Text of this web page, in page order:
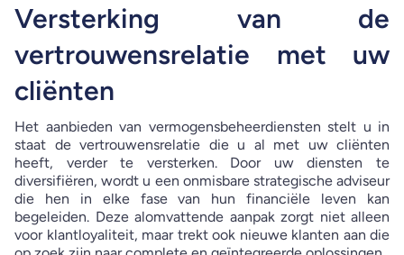
Versterking van de
vertrouwensrelatie met uw
cliënten
Het aanbieden van vermogensbeheerdiensten stelt u in
staat de vertrouwensrelatie die u al met uw cliënten
heeft, verder te versterken. Door uw diensten te
diversifiëren, wordt u een onmisbare strategische adviseur
die hen in elke fase van hun financiële leven kan
begeleiden. Deze alomvattende aanpak zorgt niet alleen
voor klantloyaliteit, maar trekt ook nieuwe klanten aan die